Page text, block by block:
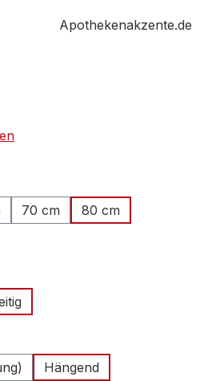
Apothekenakzente.de
70 cm
80 cm
Hängend